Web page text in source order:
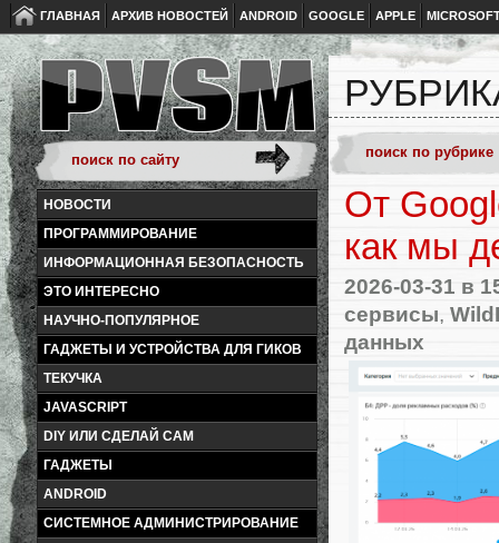
ГЛАВНАЯ АРХИВ НОВОСТЕЙ ANDROID GOOGLE APPLE
НОВОСТИ
ПРОГРАММИРОВАНИЕ
ИНФОРМАЦИОННАЯ БЕЗОПАСНОСТЬ
ЭТО ИНТЕРЕСНО
НАУЧНО-ПОПУЛЯРНОЕ
ГАДЖЕТЫ И УСТРОЙСТВА ДЛЯ ГИКОВ
ТЕКУЧКА
JAVASCRIPT
DIY ИЛИ СДЕЛАЙ САМ
ГАДЖЕТЫ
ANDROID
СИСТЕМНОЕ АДМИНИСТРИРОВАНИЕ
От
как мы
2026-03-31 в
сервисы,
данных